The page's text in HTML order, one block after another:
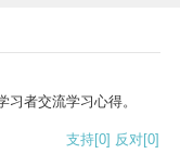
者交流学习心得。
支持[0] 反对[0]